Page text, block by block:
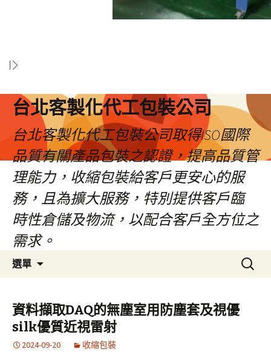
台北客製化代工包裝公司
台北客製化代工包裝公司取得ISO國際
品質有關產品包裝之認證，提高品質管
理能力，收縮包裝給客戶更安心的服
務，且為擴大服務，特別提供客戶臨
時性倉儲及物流，以配合客戶全方位之
需求。
選單
容
區
搜
尋
鍵
字:
資料擷取DAQ的無塵室用防塵套及視優
silk優質近視雷射
2024-09-20 收縮包裝